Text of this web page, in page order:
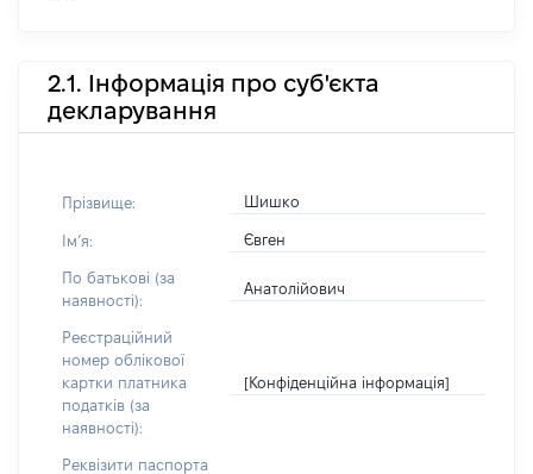
2.1. Інформація про суб'єкта
декларування
Прізвище: Шишко
Імʼя: Євген
По батькові (за
наявності):
Анатолійович
Реєстраційний
номер облікової
картки платника
податків (за
наявності):
[Конфіденційна інформація]
Реквізити паспорта